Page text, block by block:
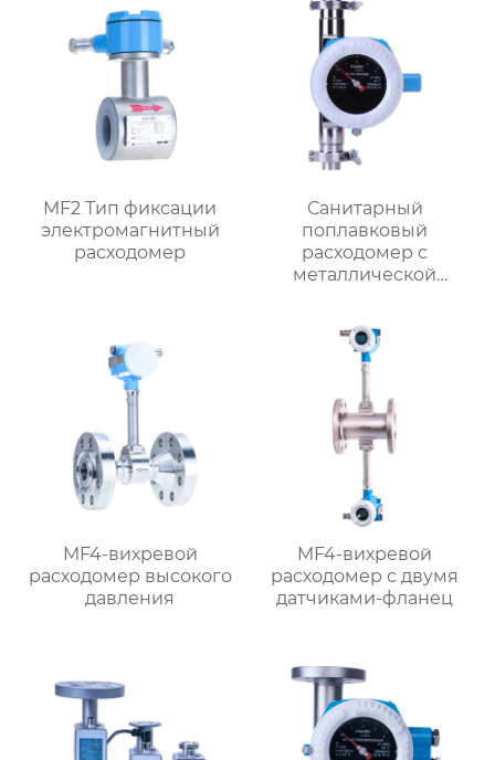
MF2 Тип фиксации
электромагнитный
расходомер
Санитарный
поплавковый
расходомер с
металлической
MF4-вихревой
расходомер высокого
давления
MF4-вихревой
расходомер с двумя
датчиками-фланец